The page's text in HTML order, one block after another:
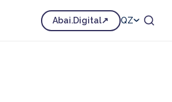
Abai.Digital QZ